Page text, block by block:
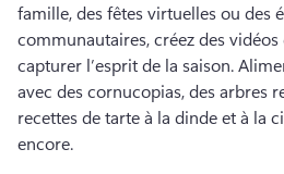
famille, des fêtes virtuelles ou des
communautaires, créez des
capturer l’esprit de la saison.
avec des cornucopias, des arbres
recettes de tarte à la dinde et à la
encore.